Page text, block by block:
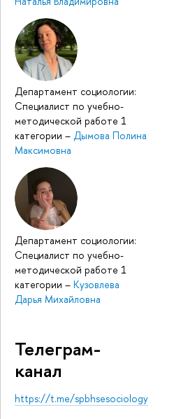
Департамент социологии:
Специалист по учебно-
методической работе 1
категории – Дымова Полина
Максимовна
Департамент социологии:
Специалист по учебно-
методической работе 1
категории – Кузовлева
Дарья Михайловна
Телеграм-
канал
https://t.me/spbhsesociology